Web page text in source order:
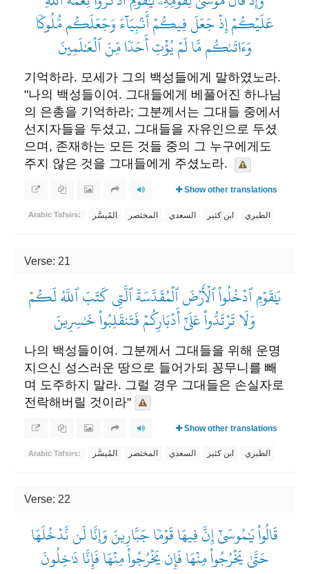
عَلَيۡكُمۡ إِذۡ جَعَلَ فِيكُمۡ أَنۢبِيَآءَ وَجَعَلَكُم مُّلُوكٗا
وَءَاتَىٰكُم مَّا لَمۡ يُؤۡتِ أَحَدٗا مِّنَ ٱلۡعَٰلَمِينَ
기억하라. 모세가 그의 백성들에게 말하였노라.
"나의 백성들이여. 그대들에게 베풀어진 하나님
의 은총을 기억하라; 그분께서는 그대들 중에서
선지자들을 두셨고, 그대들을 자유인으로 두셨
으며, 존재하는 모든 것들 중의 그 누구에게도
주지 않은 것을 그대들에게 주셨노라. ​
Show other translations
Arabic Tafsirs: المُيسَّر المختصر السعدي ابن كثير الطبري
Verse: 21
يَٰقَوۡمِ ٱدۡخُلُواْ ٱلۡأَرۡضَ ٱلۡمُقَدَّسَةَ ٱلَّتِي كَتَبَ ٱللَّهُ لَكُمۡ
وَلَا تَرۡتَدُّواْ عَلَىٰٓ أَدۡبَارِكُمۡ فَتَنقَلِبُواْ خَٰسِرِينَ
나의 백성들이여. 그분께서 그대들을 위해 운명
지으신 성스러운 땅으로 들어가되 꽁무니를 빼
며 도주하지 말라. 그럴 경우 그대들은 손실자로
전락해버릴 것이라"
Show other translations
Arabic Tafsirs: المُيسَّر المختصر السعدي ابن كثير الطبري
Verse: 22
قَالُواْ يَٰمُوسَىٰٓ إِنَّ فِيهَا قَوۡمٗا جَبَّارِينَ وَإِنَّا لَن نَّدۡخُلَهَا
حَتَّىٰ يَخۡرُجُواْ مِنۡهَا فَإِن يَخۡرُجُواْ مِنۡهَا فَإِنَّا دَٰخِلُونَ